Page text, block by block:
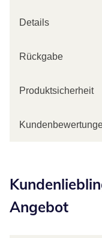
Details
Rückgabe
Produktsicherheit
Angebot